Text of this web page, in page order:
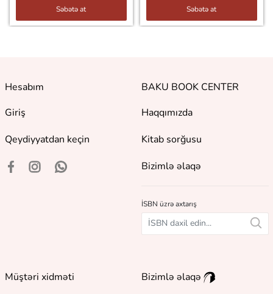
Səbətə at Səbətə at
Hesabım
Giriş
Qeydiyyatdan keçin
BAKU BOOK CENTER
Haqqımızda
Kitab sorğusu
Bizimlə əlaqə
İSBN üzrə axtarış
Müştəri xidməti Bizimlə əlaqə